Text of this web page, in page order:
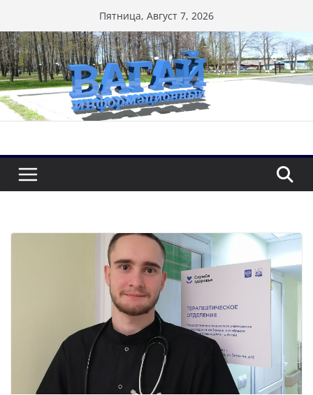
к
содержимому
Пятница, Август 7, 2026